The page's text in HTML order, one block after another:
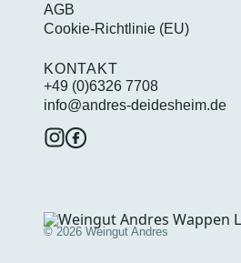
AGB
Cookie-Richtlinie (EU)
KONTAKT
+49 (0)6326 7708
info@andres-deidesheim.de
© 2026 Weingut Andres